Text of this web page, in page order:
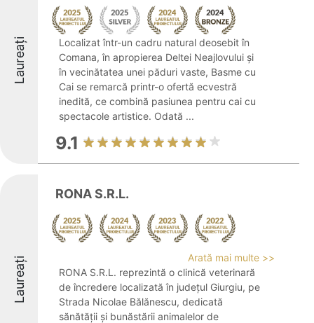
Laureați
Localizat într-un cadru natural deosebit în
Comana, în apropierea Deltei Neajlovului și
în vecinătatea unei păduri vaste, Basme cu
Cai se remarcă printr-o ofertă ecvestră
inedită, ce combină pasiunea pentru cai cu
spectacole artistice. Odată ...
9.1
Laureați
RONA S.R.L.
Arată mai multe >>
RONA S.R.L. reprezintă o clinică veterinară
de încredere localizată în județul Giurgiu, pe
Strada Nicolae Bălănescu, dedicată
sănătății și bunăstării animalelor de